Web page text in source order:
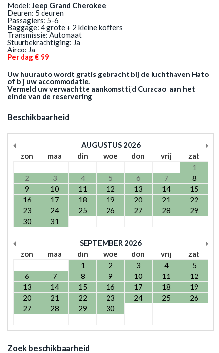
Model:Jeep Grand Cherokee
Deuren: 5 deuren
Passagiers: 5-6
Baggage: 4 grote + 2 kleine koffers
Transmissie: Automaat
Stuurbekrachtiging: Ja
Airco: Ja
Per dag € 99
Uw huurauto wordt gratis gebracht bij de luchthaven Hato
of bij uw accommodatie.
Vermeld uw verwachtte aankomsttijd Curacao aan het
einde van de reservering
Beschikbaarheid
AUGUSTUS 2026
zon
maa din woe don vrij
zat
1
2
3 4 5 6 7
8
9
10 11 12 13 14
15
16
17 18 19 20 21
22
23
24 25 26 27 28
29
30
31
SEPTEMBER 2026
zon
maa din woe don vrij
zat
1
2 3 4
5
6
7 8 9 10 11
12
13
14 15 16 17 18
19
20
21 22 23 24 25
26
27
28 29 30
Zoek beschikbaarheid